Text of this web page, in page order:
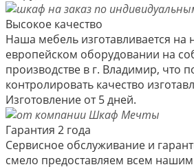
Высокое качество
Наша мебель изготавливается на
европейском оборудовании на
производстве в г. Владимир, что
контролировать качество
Изготовление от 5 дней.
Гарантия 2 года
Сервисное обслуживание и
смело предоставляем всем